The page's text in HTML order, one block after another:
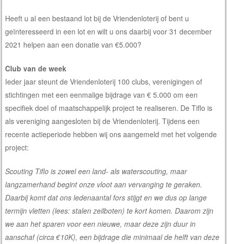
Heeft u al een bestaand lot bij de Vriendenloterij of bent u
geïnteresseerd in een lot en wilt u ons daarbij voor 31 december
2021 helpen aan een donatie van €5.000?
Club van de week
Ieder jaar steunt de Vriendenloterij 100 clubs, verenigingen of
stichtingen met een eenmalige bijdrage van € 5.000 om een
specifiek doel of maatschappelijk project te realiseren. De Tiflo is
als vereniging aangesloten bij de Vriendenloterij. Tijdens een
recente actieperiode hebben wij ons aangemeld met het volgende
project:
Scouting Tiflo is zowel een land- als waterscouting, maar
langzamerhand begint onze vloot aan vervanging te geraken.
Daarbij komt dat ons ledenaantal fors stijgt en we dus op lange
termijn vletten (lees: stalen zeilboten) te kort komen. Daarom zijn
we aan het sparen voor een nieuwe, maar deze zijn duur in
aanschaf (circa €10K), een bijdrage die minimaal de helft van deze